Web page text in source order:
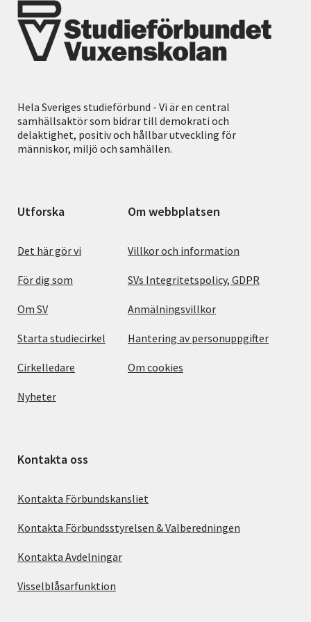
Hela Sveriges studieförbund - Vi är en central
samhällsaktör som bidrar till demokrati och
delaktighet, positiv och hållbar utveckling för
människor, miljö och samhällen.
Utforska
Det här gör vi
För dig som
Om SV
Starta studiecirkel
Cirkelledare
Nyheter
Om webbplatsen
Villkor och information
SVs Integritetspolicy, GDPR
Anmälningsvillkor
Hantering av personuppgifter
Om cookies
Kontakta oss
Kontakta Förbundskansliet
Kontakta Förbundsstyrelsen & Valberedningen
Kontakta Avdelningar
Visselblåsarfunktion